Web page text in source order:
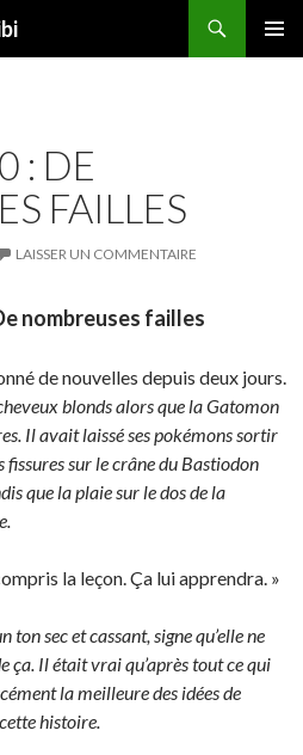
: DE
FAILLES
LAISSER UN COMMENTAIRE
nombreuses failles
de nouvelles depuis deux jours.
blonds alors que la Gatomon
Il avait laissé ses pokémons sortir
sur le crâne du Bastiodon
que la plaie sur le dos de la
la leçon. Ça lui apprendra. »
sec et cassant, signe qu’elle ne
Il était vrai qu’après tout ce qui
la meilleure des idées de
histoire.